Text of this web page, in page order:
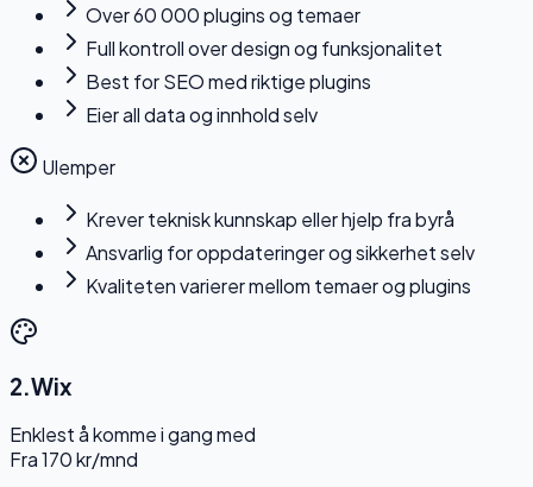
Over 60 000 plugins og temaer
Full kontroll over design og funksjonalitet
Best for SEO med riktige plugins
Eier all data og innhold selv
Ulemper
Krever teknisk kunnskap eller hjelp fra byrå
Ansvarlig for oppdateringer og sikkerhet selv
Kvaliteten varierer mellom temaer og plugins
2.Wix
Enklest å komme i gang med
Fra 170 kr/mnd